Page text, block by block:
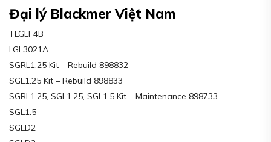
Đại lý Blackmer Việt Nam
TLGLF4B
LGL3021A
SGRL1.25 Kit – Rebuild 898832
SGL1.25 Kit – Rebuild 898833
SGRL1.25, SGL1.25, SGL1.5 Kit – Maintenance 898733
SGL1.5
SGLD2